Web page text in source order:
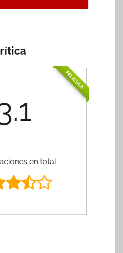
PELÍCULA
en total